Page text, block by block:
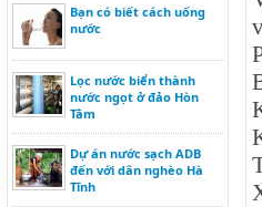
Bạn có biết cách uống
nước
Lọc nước biển thành
nước ngọt ở đảo Hòn
Tằm
Dự án nước sạch ADB
đến với dân nghèo Hà
Tĩnh